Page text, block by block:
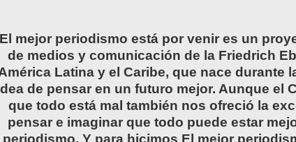
El mejor periodismo está por venir es un
de medios y comunicación de la Friedrich
Latina y el Caribe, que nace durante
de pensar en un futuro mejor. Aunque el
que todo está mal también nos ofreció la
pensar e imaginar que todo puede estar
periodismo. Y para hicimos El mejor